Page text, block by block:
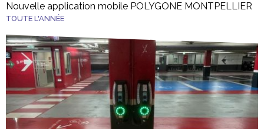
Nouvelle application mobile POLYGONE MONTPELLIER
TOUTE L'ANNÉE